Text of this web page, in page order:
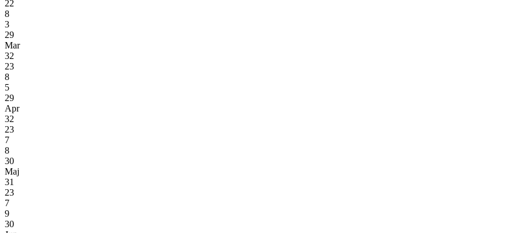
22
8
3
29
Mar
32
23
8
5
29
Apr
32
23
7
8
30
Maj
31
23
7
9
30